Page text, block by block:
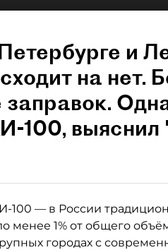
и
на нет.
заправок.
100, выяснил
— в России
менее 1% от общего
городах с